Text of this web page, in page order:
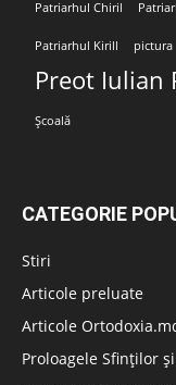
Patriarhul Chiril
Patriarhul Kirill pictura
Preot Iulian
Școală
CATEGORIE
Stiri
Articole preluate
Articole
Proloagele Sfinților